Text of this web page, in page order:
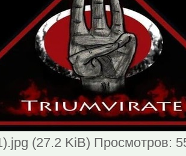
(27.2 KiB) Просмотров: